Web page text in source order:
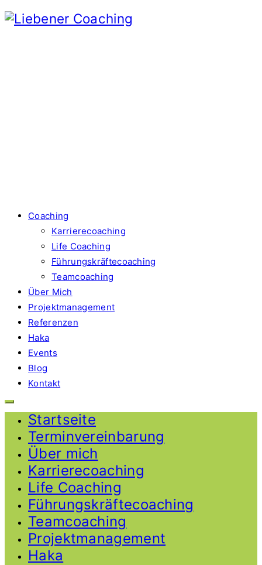
Coaching
Karrierecoaching
Life Coaching
Führungskräftecoaching
Teamcoaching
Über Mich
Projektmanagement
Referenzen
Haka
Events
Blog
Kontakt
Startseite
Terminvereinbarung
Über mich
Karrierecoaching
Life Coaching
Führungskräftecoaching
Teamcoaching
Projektmanagement
Haka